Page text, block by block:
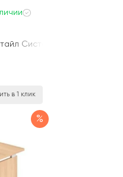
Систем / Style System
в 1 клик
%